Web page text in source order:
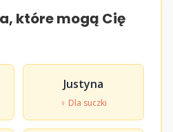
które mogą Cię
Justyna
♀ Dla suczki